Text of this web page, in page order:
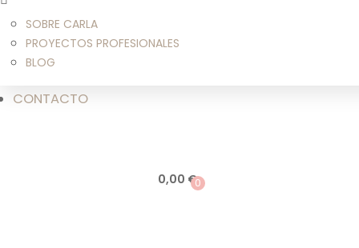
SOBRE CARLA
PROYECTOS PROFESIONALES
BLOG
CONTACTO
0,00 €0